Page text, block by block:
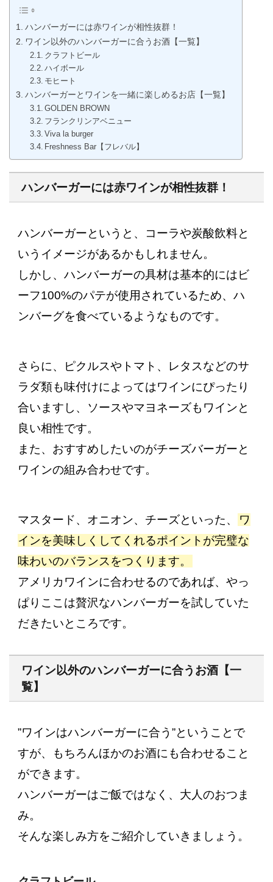
ハンバーガーには赤ワインが相性抜群！
ワイン以外のハンバーガーに合うお酒【一覧】
クラフトビール
ハイボール
モヒート
ハンバーガーとワインを一緒に楽しめるお店【一覧】
GOLDEN BROWN
フランクリンアベニュー
Viva la burger
Freshness Bar【フレバル】
ハンバーガーには赤ワインが相性抜群！
ハンバーガーというと、コーラや炭酸飲料と
いうイメージがあるかもしれません。
しかし、ハンバーガーの具材は基本的にはビ
ーフ100%のパテが使用されているため、ハ
ンバーグを食べているようなものです。
さらに、ピクルスやトマト、レタスなどのサ
ラダ類も味付けによってはワインにぴったり
合いますし、ソースやマヨネーズもワインと
良い相性です。
また、おすすめしたいのがチーズバーガーと
ワインの組み合わせです。
マスタード、オニオン、チーズといった、
ワ
インを美味しくしてくれるポイントが完璧な
味わいのバランスをつくります。
アメリカワインに合わせるのであれば、やっ
ぱりここは贅沢なハンバーガーを試していた
だきたいところです。
ワイン以外のハンバーガーに合うお酒【一
覧】
”ワインはハンバーガーに合う”ということで
すが、もちろんほかのお酒にも合わせること
ができます。
ハンバーガーはご飯ではなく、大人のおつま
み。
そんな楽しみ方をご紹介していきましょう。